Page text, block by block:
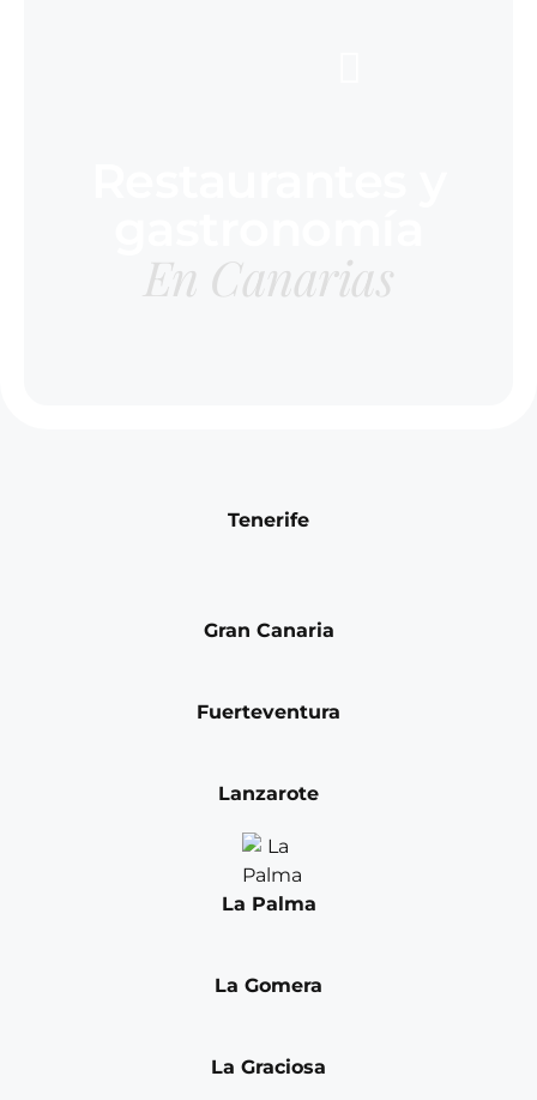
En Canarias
Tenerife
Gran Canaria
Fuerteventura
Lanzarote
La Palma
La Gomera
La Graciosa